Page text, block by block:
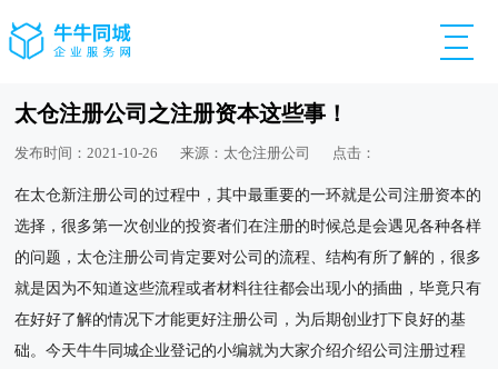
太仓注册公司之注册资本这些事！
发布时间：2021-10-26 来源：太仓注册公司 点击：
在太仓新注册公司的过程中，其中最重要的一环就是公司注册资本的
选择，很多第一次创业的投资者们在注册的时候总是会遇见各种各样
的问题，太仓注册公司肯定要对公司的流程、结构有所了解的，很多
就是因为不知道这些流程或者材料往往都会出现小的插曲，毕竟只有
在好好了解的情况下才能更好注册公司，为后期创业打下良好的基
础。今天牛牛同城企业登记的小编就为大家介绍介绍公司注册过程